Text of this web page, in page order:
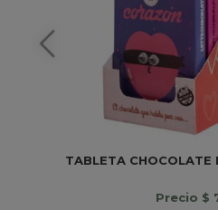
TABLETA CHOCOLATE
Precio $